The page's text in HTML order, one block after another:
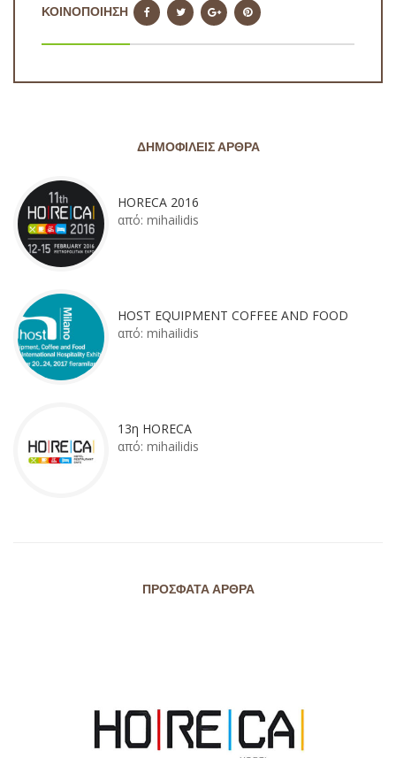
ΚΟΙΝΟΠΟΙΗΣΗ
ΔΗΜΟΦΙΛΕΊΣ ΆΡΘΡΑ
HORECA 2016
από: mihailidis
HOST EQUIPMENT COFFEE AND FOOD
από: mihailidis
13η HORECA
από: mihailidis
ΠΡΌΣΦΑΤΑ ΆΡΘΡΑ